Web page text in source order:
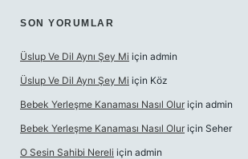
SON YORUMLAR
Üslup Ve Dil Aynı Şey Mi için admin
Üslup Ve Dil Aynı Şey Mi için Köz
Bebek Yerleşme Kanaması Nasıl Olur için admin
Bebek Yerleşme Kanaması Nasıl Olur için Seher
O Sesin Sahibi Nereli için admin